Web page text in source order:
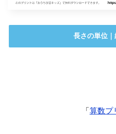
長さの単位
「 算数プ